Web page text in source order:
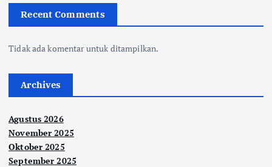
Recent Comments
Tidak ada komentar untuk ditampilkan.
Archives
Agustus 2026
November 2025
Oktober 2025
September 2025